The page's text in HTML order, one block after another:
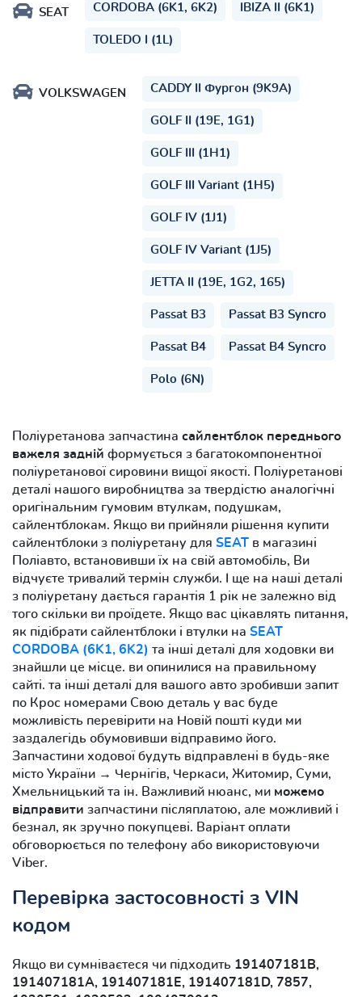
SEAT CORDOBA (6K1, 6K2) IBIZA II (6K1)
TOLEDO I (1L)
VOLKSWAGEN CADDY II Фургон (9K9A)
GOLF II (19E, 1G1)
GOLF III (1H1)
GOLF III Variant (1H5)
GOLF IV (1J1)
GOLF IV Variant (1J5)
JETTA II (19E, 1G2, 165)
Passat B3 Passat B3 Syncro
Passat B4 Passat B4 Syncro
Polo (6N)
Поліуретанова запчастина сайлентблок переднього
важеля задній формується з багатокомпонентної
поліуретанової сировини вищої якості. Поліуретанові
деталі нашого виробництва за твердістю аналогічні
оригінальним гумовим втулкам, подушкам,
сайлентблокам. Якщо ви прийняли рішення купити
сайлентблоки з поліуретану для SEAT в магазині
Поліавто, встановивши їх на свій автомобіль, Ви
відчуєте тривалий термін служби. І ще на наші деталі
з поліуретану дається гарантія 1 рік не залежно від
того скільки ви проїдете. Якщо вас цікавлять питання,
як підібрати сайлентблоки і втулки на SEAT
CORDOBA (6K1, 6K2) та інші деталі для ходовки ви
знайшли це місце. ви опинилися на правильному
сайті. та інші деталі для вашого авто зробивши запит
по Крос номерами Свою деталь у вас буде
можливість перевірити на Новій пошті куди ми
заздалегідь обумовивши відправимо його.
Запчастини ходової будуть відправлені в будь-яке
місто України → Чернігів, Черкаси, Житомир, Суми,
Хмельницький та ін. Важливий нюанс, ми можемо
відправити запчастини післяплатою, але можливий і
безнал, як зручно покупцеві. Варіант оплати
обговорюється по телефону або використовуючи
Viber.
Перевірка застосовності з VIN
кодом
Якщо ви сумніваєтеся чи підходить 191407181B,
191407181A, 191407181E, 191407181D, 7857,